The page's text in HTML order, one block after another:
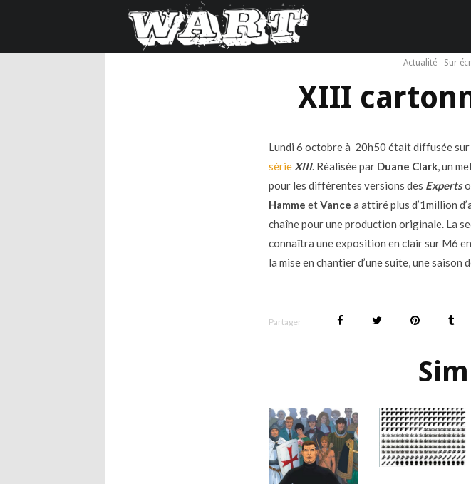
Actualité Sur
XIII
Lundi 6 octobre à 20h50 était diffusée
série XIII. Réalisée par Duane Clark, un
pour les différentes versions des Experts
Hamme etVance a attiré plus d’1million
chaîne pour une production originale. La
connaîtra une exposition en clair sur M6
la mise en chantier d’une suite, une
Partager